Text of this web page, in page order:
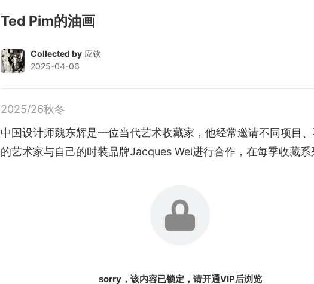
Ted Pim的油画
Collected by 应钦
2025-04-06
2025/26秋冬
中国设计师魏东辉是一位当代艺术收藏家，他经常邀请不同项目
的艺术家与自己的时装品牌Jacques Wei进行合作，在每季收藏系
sorry，该内容已锁定，请开通VIP后浏览